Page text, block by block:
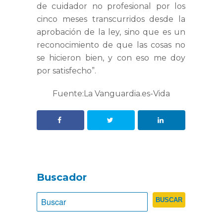
de cuidador no profesional por los
cinco meses transcurridos desde la
aprobación de la ley, sino que es un
reconocimiento de que las cosas no
se hicieron bien, y con eso me doy
por satisfecho”.
Fuente:La Vanguardia.es-Vida
Buscador